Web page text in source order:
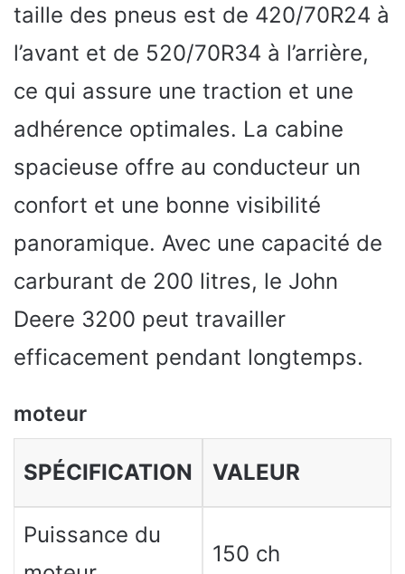
taille des pneus est de 420/70R24 à
l’avant et de 520/70R34 à l’arrière,
ce qui assure une traction et une
adhérence optimales. La cabine
spacieuse offre au conducteur un
confort et une bonne visibilité
panoramique. Avec une capacité de
carburant de 200 litres, le John
Deere 3200 peut travailler
efficacement pendant longtemps.
moteur
SPÉCIFICATION VALEUR
Puissance du
150 ch